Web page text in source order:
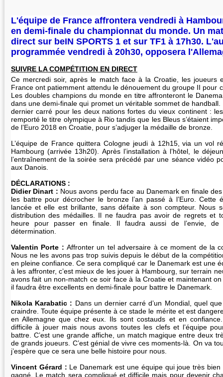
L'équipe de France affrontera vendredi à
en demi-finale du championnat du monde. Un
direct sur beIN SPORTS 1 et sur TF1 à 17h30.
programmée vendredi à 20h30, opposera
SUIVRE LA COMPÉTITION EN DIRECT
Ce mercredi soir, après le match face à la Croatie, les joueurs
France ont patiemment attendu le dénouement du groupe II pour
Les doubles champions du monde en titre affronteront le
dans une demi-finale qui promet un véritable sommet de
dernier carré pour les deux nations fortes du vieux continent :
remporté le titre olympique à Rio tandis que les Bleus s’étaient
de l’Euro 2018 en Croatie, pour s’adjuger la médaille de bronze.
L’équipe de France quittera Cologne jeudi à 12h15, via un vol
Hambourg (arrivée 13h20). Après l’installation à l’hôtel, le
l’entraînement de la soirée sera précédé par une séance vidéo
aux Danois.
DÉCLARATIONS :
Didier Dinart : Nous avons perdu face au Danemark en finale
les battre pour décrocher le bronze l’an passé à l’Euro. Cette
lancée et elle est brillante, sans défaite à son compteur. Nous
distribution des médailles. Il ne faudra pas avoir de regrets et
heure pour passer en finale. Il faudra aussi de l’envie, de
détermination.
Valentin Porte : Affronter un tel adversaire à ce moment de la
Nous ne les avons pas trop suivis depuis le début de la
en pleine confiance. Ce sera compliqué car le Danemark est une
à les affronter, c’est mieux de les jouer à Hambourg, sur terrain
avons fait un non-match ce soir face à la Croatie et maintenant
il faudra être excellents en demi-finale pour battre le Danemark.
Nikola Karabatic : Dans un dernier carré d’un Mondial, quel
craindre. Toute équipe présente à ce stade le mérite et est
en Allemagne que chez eux. Ils sont costauds et en
difficile à jouer mais nous avons toutes les clefs et l’équipe
battre. C’est une grande affiche, un match magique entre deux
de grands joueurs. C’est génial de vivre ces moments-là. On va
j’espère que ce sera une belle histoire pour nous.
Vincent Gérard : Le Danemark est une équipe qui joue très
gagné. Le match sera compliqué et difficile mais pour devenir